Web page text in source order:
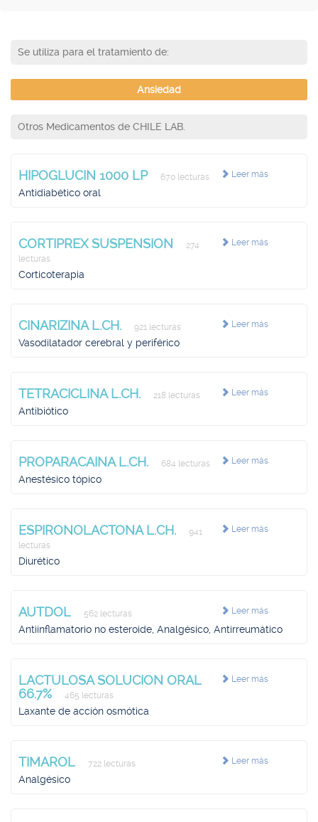
Se utiliza para el tratamiento de:
Ansiedad
Otros Medicamentos de CHILE LAB.
Leer más
HIPOGLUCIN 1000 LP 670 lecturas
Antidiabético oral
Leer más
CORTIPREX SUSPENSION
274
lecturas
Corticoterapia
Leer más
CINARIZINA L.CH. 921 lecturas
Vasodilatador cerebral y periférico
Leer más
TETRACICLINA L.CH. 218 lecturas
Antibiótico
Leer más
PROPARACAINA L.CH. 684 lecturas
Anestésico tópico
Leer más
ESPIRONOLACTONA L.CH.
941
lecturas
Diurético
Leer más
AUTDOL 562 lecturas
Antiinflamatorio no esteroide, Analgésico, Antirreumático
Leer más
LACTULOSA SOLUCION ORAL
66.7%
465 lecturas
Laxante de acción osmótica
Leer más
TIMAROL 722 lecturas
Analgésico